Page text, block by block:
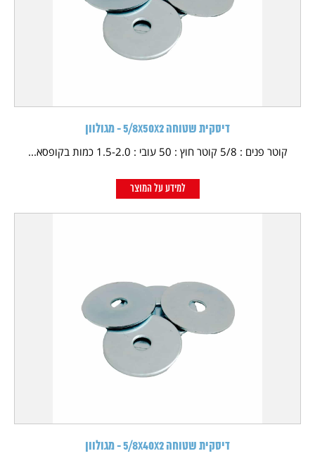
דיסקית שטוחה 5/8X50X2 - מגולוון
קוטר פנים : 5/8 קוטר חוץ : 50 עובי : 1.5-2.0 כמות בקופסא...
למידע על המוצר
דיסקית שטוחה 5/8X40X2 - מגולוון